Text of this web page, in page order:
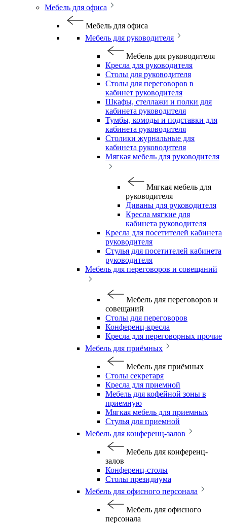
Мебель для офиса
Мебель для офиса
Мебель для руководителя
Мебель для руководителя
Кресла для руководителя
Столы для руководителя
Столы для переговоров в
кабинет руководителя
Шкафы, стеллажи и полки для
кабинета руководителя
Тумбы, комоды и подставки для
кабинета руководителя
Столики журнальные для
кабинета руководителя
Мягкая мебель для руководителя
Мягкая мебель для
руководителя
Диваны для руководителя
Кресла мягкие для
кабинета руководителя
Кресла для посетителей кабинета
руководителя
Стулья для посетителей кабинета
руководителя
Мебель для переговоров и совещаний
Мебель для переговоров и
совещаний
Столы для переговоров
Конференц-кресла
Кресла для переговорных прочие
Мебель для приёмных
Мебель для приёмных
Столы секретаря
Кресла для приемной
Мебель для кофейной зоны в
приемную
Мягкая мебель для приемных
Стулья для приемной
Мебель для конференц-залов
Мебель для конференц-
залов
Конференц-столы
Столы президиума
Мебель для офисного персонала
Мебель для офисного
персонала